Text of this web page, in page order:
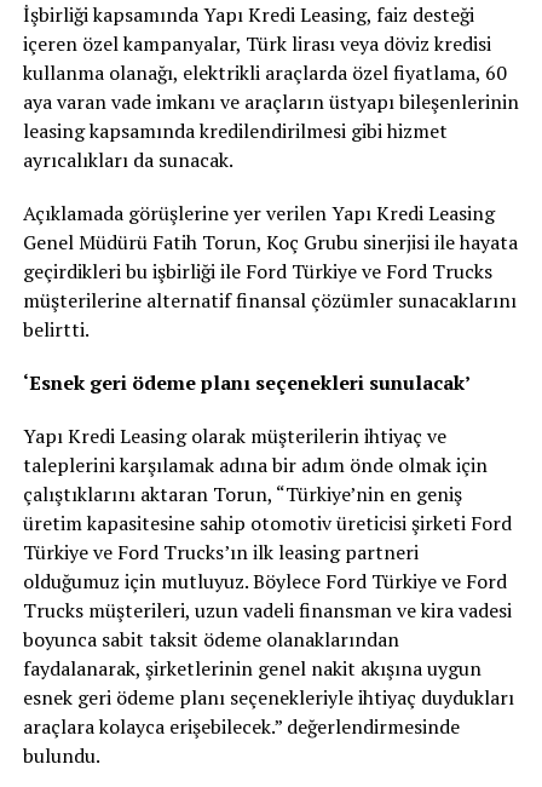
İşbirliği kapsamında Yapı Kredi Leasing, faiz desteği
içeren özel kampanyalar, Türk lirası veya döviz kredisi
kullanma olanağı, elektrikli araçlarda özel fiyatlama, 60
aya varan vade imkanı ve araçların üstyapı bileşenlerinin
leasing kapsamında kredilendirilmesi gibi hizmet
ayrıcalıkları da sunacak.
Açıklamada görüşlerine yer verilen Yapı Kredi Leasing
Genel Müdürü Fatih Torun, Koç Grubu sinerjisi ile hayata
geçirdikleri bu işbirliği ile Ford Türkiye ve Ford Trucks
müşterilerine alternatif finansal çözümler sunacaklarını
belirtti.
‘Esnek geri ödeme planı seçenekleri sunulacak’
Yapı Kredi Leasing olarak müşterilerin ihtiyaç ve
taleplerini karşılamak adına bir adım önde olmak için
çalıştıklarını aktaran Torun, “Türkiye’nin en geniş
üretim kapasitesine sahip otomotiv üreticisi şirketi Ford
Türkiye ve Ford Trucks’ın ilk leasing partneri
olduğumuz için mutluyuz. Böylece Ford Türkiye ve Ford
Trucks müşterileri, uzun vadeli finansman ve kira vadesi
boyunca sabit taksit ödeme olanaklarından
faydalanarak, şirketlerinin genel nakit akışına uygun
esnek geri ödeme planı seçenekleriyle ihtiyaç duydukları
araçlara kolayca erişebilecek.” değerlendirmesinde
bulundu.